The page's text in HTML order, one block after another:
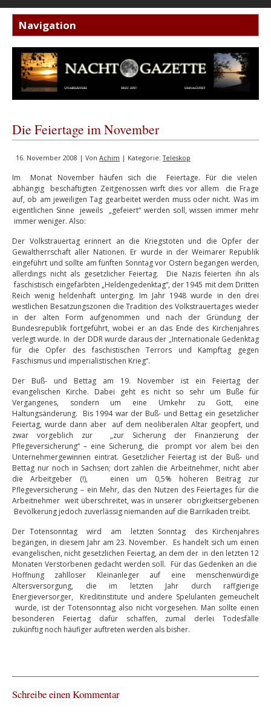
Die Feiertage im November
16. November 2008 | Von Achim | Kategorie:Teleskop
Im Monat November häufen sich die Feiertage. Für die vielen
abhängig beschäftigten Zeitgenossen wirft dies vor allem die Frage
auf, ob am jeweiligen Tag gearbeitet werden muss oder nicht. Was im
eigentlichen Sinne jeweils „gefeiert“ werden soll, wissen immer mehr
immer weniger. Also:
Der Volkstrauertag erinnert an die Kriegstoten und die Opfer der
Gewaltherrschaft aller Nationen. Er wurde in der Weimarer Republik
eingeführt und sollte am fünften Sonntag vor Ostern begangen werden,
allerdings nicht als gesetzlicher Feiertag. Die Nazis feierten ihn als
faschistisch eingefärbten „Heldengedenktag“, der 1945 mit dem Dritten
Reich wenig heldenhaft unterging. Im Jahr 1948 wurde in den drei
westlichen Besatzungszonen die Tradition des Volkstrauertages wieder
in der alten Form aufgenommen und nach der Gründung der
Bundesrepublik fortgeführt, wobei er an das Ende des Kirchenjahres
verlegt wurde. In der DDR wurde daraus der „Internationale Gedenktag
für die Opfer des faschistischen Terrors und Kampftag gegen
Faschismus und imperialistischen Krieg“.
Der Buß- und Bettag am 19. November ist ein Feiertag der
evangelischen Kirche. Dabei geht es nicht so sehr um Buße für
Vergangenes, sondern um eine Umkehr zu Gott, eine
Haltungsänderung. Bis 1994 war der Buß- und Bettag ein gesetzlicher
Feiertag, wurde dann aber auf dem neoliberalen Altar geopfert, und
zwar vorgeblich zur „zur Sicherung der Finanzierung der
Pflegeversicherung“ – eine Sicherung, die prompt vor alem bei den
Unternehmergewinnen eintrat. Gesetzlicher Feiertag ist der Buß- und
Bettag nur noch in Sachsen; dort zahlen die Arbeitnehmer, nicht aber
die Arbeitgeber (!), einen um 0,5% höheren Beitrag zur
Pflegeversicherung – ein Mehr, das den Nutzen des Feiertages für die
Arbeitnehmer weit überschreitet, was in unserer obrigkeitsergebenen
Bevölkerung jedoch zuverlässig niemanden auf die Barrikaden treibt.
Der Totensonntag wird am letzten Sonntag des Kirchenjahres
begangen, in diesem Jahr am 23. November. Es handelt sich um einen
evangelischen, nicht gesetzlichen Feiertag, an dem der in den letzten 12
Monaten Verstorbenen gedacht werden soll. Für das Gedenken an die
Hoffnung zahlloser Kleinanleger auf eine menschenwürdige
Altersversorgung, die im letzten Jahr durch raffgierige
Energieversorger, Kreditinstitute und andere Spelulanten gemeuchelt
wurde, ist der Totensonntag also nicht vorgesehen. Man sollte einen
besonderen Feiertag dafür schaffen, zumal derlei Todesfälle
zukünftig noch häufiger auftreten werden als bisher.
Schreibe einen Kommentar